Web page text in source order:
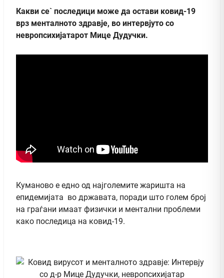
Какви се` последици може да остави ковид-19
врз менталното здравје, во интервјуто со
невропсихијатарот Мице Дудучки.
Куманово е едно од најголемите жаришта на
епидемијата во државата, поради што голем број
на граѓани имаат физички и ментални проблеми
како последица на ковид-19.